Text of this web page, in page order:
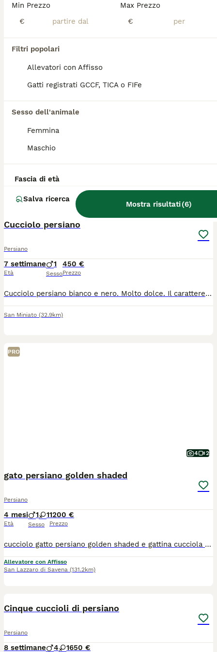
Min Prezzo
€
Max Prezzo
€
Filtri popolari
Allevatori con Affisso
Gatti registrati GCCF, TICA o FIFe
Sesso dell'animale
Femmina
Maschio
Fascia di età
Salva ricerca
Mostra risultati(6)
Età Prezzo
San Miniato (32.9km)
Persiano
15 settimane 1
Alto Reno Terme (85.5km)
Cucciolo persiano
Persiano
7 settimane
Età
1
Sesso
450 €
Prezzo
Cucciolo persiano bianco e nero. Molto dolce. Il carattere conquista. Molto bello vaccinato e sveminato
San Miniato (32.9km)
PRO
4 2
gato persiano golden shaded
Persiano
4 mesi
Età
1 1
Sesso
1200 €
Prezzo
cucciolo gatto persiano golden shaded e gattina cucciola persiana golden shaded da prestigioso allevamento , pedigree Anfi gatti nati il 17 marzo 2026 sono sottoposti a controlli sanitari trattamenti anti funghi pulci e vermi i genitori sono testati contro le principali malattie mangiano cibo di qualità ed integratori . seguiamo le famiglie che prendono i ns gatti durante tutta la vita del micio per indicazioni su alimentazione e condigli di gestione e sanitari. Non fatevi fuor viare da chi cede senza vaccini ne controlli sanitari i gatti vanno tenuti bene e curati e ci insegneremo come farlo al meglio. Pluriennale esperienza , gatti figli di campioni da esposizione pluripremiati
Allevatore con Affisso
San Lazzaro di Savena (131.2km)
Cinque cuccioli di persiano
Persiano
8 settimane 4 1650 €